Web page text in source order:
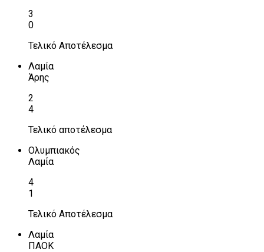
3
0
Τελικό Αποτέλεσμα
Λαμία
Άρης
2
4
Τελικό αποτέλεσμα
Ολυμπιακός
Λαμία
4
1
Τελικό Αποτέλεσμα
Λαμία
ΠΑΟΚ